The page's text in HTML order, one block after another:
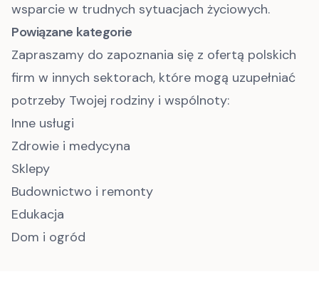
wsparcie w trudnych sytuacjach życiowych.
Powiązane kategorie
Zapraszamy do zapoznania się z ofertą polskich
firm w innych sektorach, które mogą uzupełniać
potrzeby Twojej rodziny i wspólnoty:
Inne usługi
Zdrowie i medycyna
Sklepy
Budownictwo i remonty
Edukacja
Dom i ogród